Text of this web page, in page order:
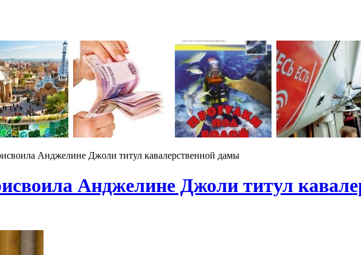
Анджелине Джоли титул кавалерственной дамы
Анджелине Джоли титул